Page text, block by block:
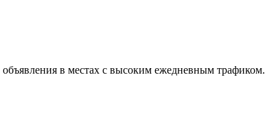
в местах с высоким ежедневным трафиком.